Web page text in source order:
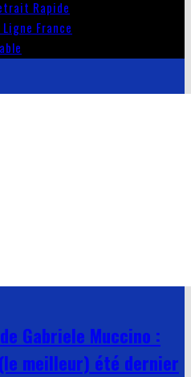
Rapide
France
Gabriele Muccino :
meilleur) été dernier